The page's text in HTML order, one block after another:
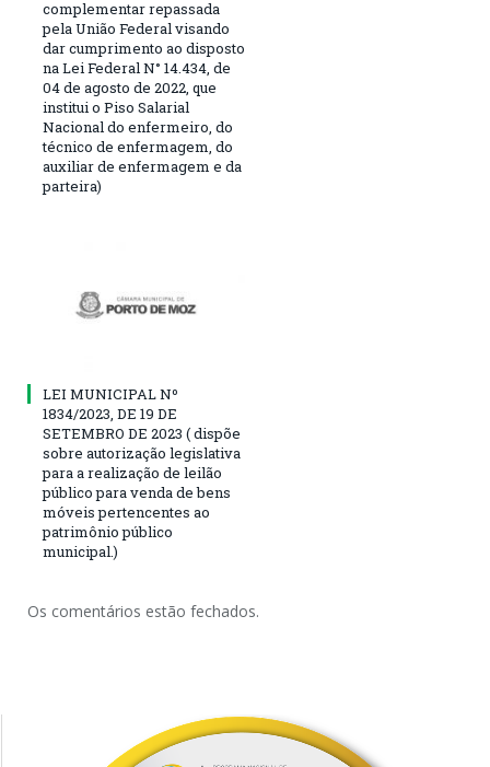
complementar repassada
pela União Federal visando
dar cumprimento ao disposto
na Lei Federal N° 14.434, de
04 de agosto de 2022, que
institui o Piso Salarial
Nacional do enfermeiro, do
técnico de enfermagem, do
auxiliar de enfermagem e da
parteira)
LEI MUNICIPAL Nº
1834/2023, DE 19 DE
SETEMBRO DE 2023 ( dispõe
sobre autorização legislativa
para a realização de leilão
público para venda de bens
móveis pertencentes ao
patrimônio público
municipal.)
Os comentários estão fechados.